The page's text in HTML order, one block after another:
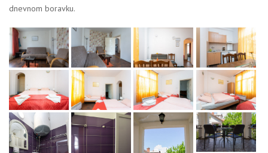
dnevnom boravku.